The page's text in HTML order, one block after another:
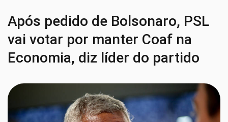
Após pedido de Bolsonaro, PSL
vai votar por manter Coaf na
Economia, diz líder do partido